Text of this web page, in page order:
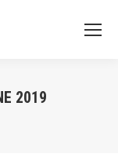
2019